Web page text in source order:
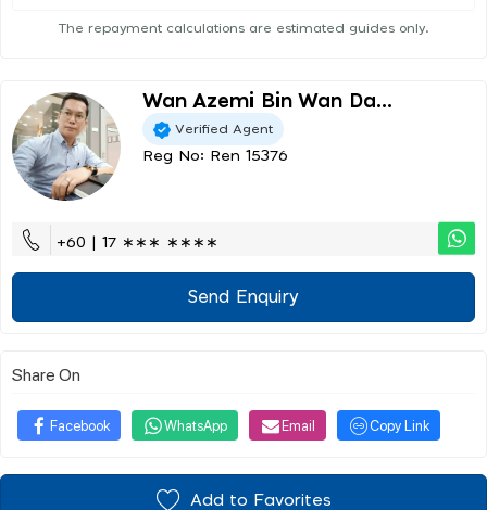
The repayment calculations are estimated guides only.
Wan Azemi Bin Wan Da...
Verified Agent
Reg No: Ren 15376
+60 | 17 ∗∗∗ ∗∗∗∗
Send Enquiry
Share On
Facebook WhatsApp Email Copy Link
Add to Favorites